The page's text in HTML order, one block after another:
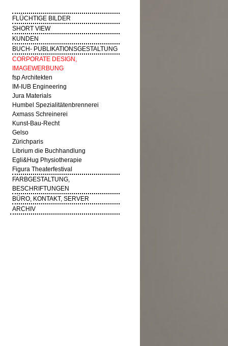
FLÜCHTIGE BILDER
SHORT VIEW
KUNDEN
BUCH- PUBLIKATIONSGESTALTUNG
CORPORATE DESIGN,
IMAGEWERBUNG
fsp Architekten
IM-IUB Engineering
Jura Materials
Humbel Spezialitätenbrennerei
Axmass Schreinerei
Kunst-Bau-Recht
Gelso
Zürichparis
Librium die Buchhandlung
Egli&Hug Physiotherapie
Figura Theaterfestival
FARBGESTALTUNG,
BESCHRIFTUNGEN
BÜRO, KONTAKT, SERVER
ARCHIV